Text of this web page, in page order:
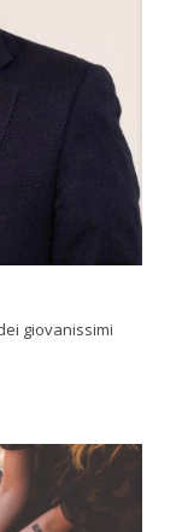
giovanissimi